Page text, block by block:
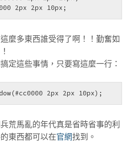
2px 2px 10px;
麼多東西誰受得了啊！！勤奮如
定這些事情，只要寫這麼一行：
2px 2px 10px);
荒馬亂的年代真是省時省事的利
東西都可以在官網找到。